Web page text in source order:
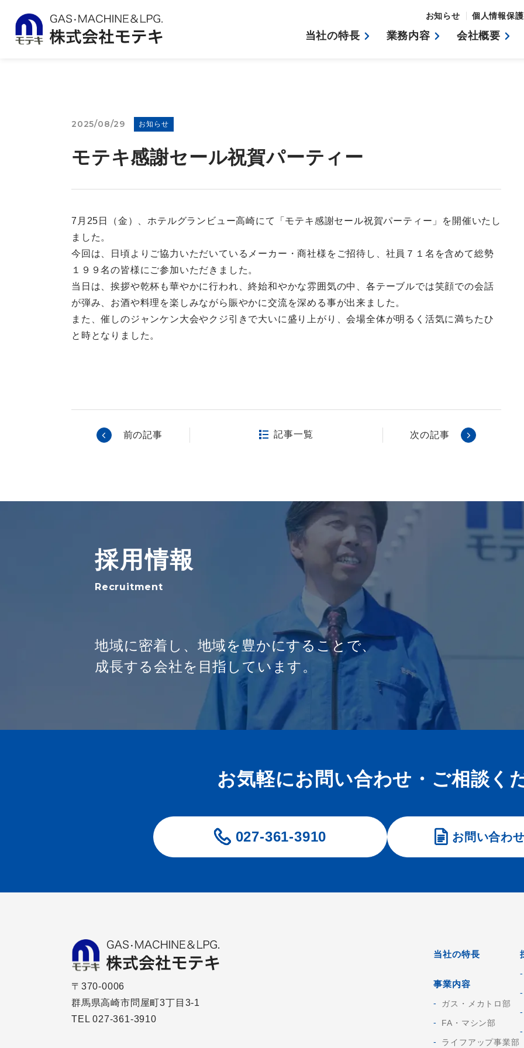
当社の特長 業務内容 会社概要
お知らせ 個人情報保
2025/08/29 お知らせ
モテキ感謝セール祝賀パーティー
7月25日（金）、ホテルグランビュー高崎にて「モテキ感謝セール祝賀パーティー」を開催いたし
ました。
今回は、日頃よりご協力いただいているメーカー・商社様をご招待し、社員７１名を含めて総勢
１９９名の皆様にご参加いただきました。
当日は、挨拶や乾杯も華やかに行われ、終始和やかな雰囲気の中、各テーブルでは笑顔での会話
が弾み、お酒や料理を楽しみながら賑やかに交流を深める事が出来ました。
また、催しのジャンケン大会やクジ引きで大いに盛り上がり、会場全体が明るく活気に満ちたひ
と時となりました。
前の記事 記事一覧 次の記事
採用情報
Recruitment
地域に密着し、地域を豊かにすることで、
成長する会社を目指しています。
お気軽にお問い合わせ・ ご相談く
027-361-3910 お問い合わ
当社の特長
事業内容
ガス・メカトロ部
FA・マシン部
ライフアップ事業部
〒370-0006
群馬県高崎市問屋町3丁目3-1
TEL027-361-3910